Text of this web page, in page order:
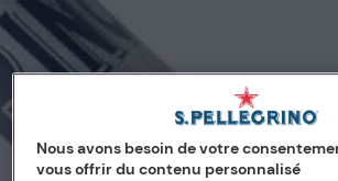
Nous avons besoin de votre
vous offrir du contenu personnalisé